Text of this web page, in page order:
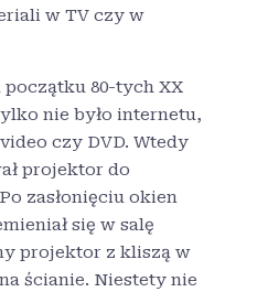
w TV czy w
początku 80-tych XX
nie było internetu,
czy DVD. Wtedy
projektor do
zasłonięciu okien
się w salę
projektor z kliszą w
ścianie. Niestety nie